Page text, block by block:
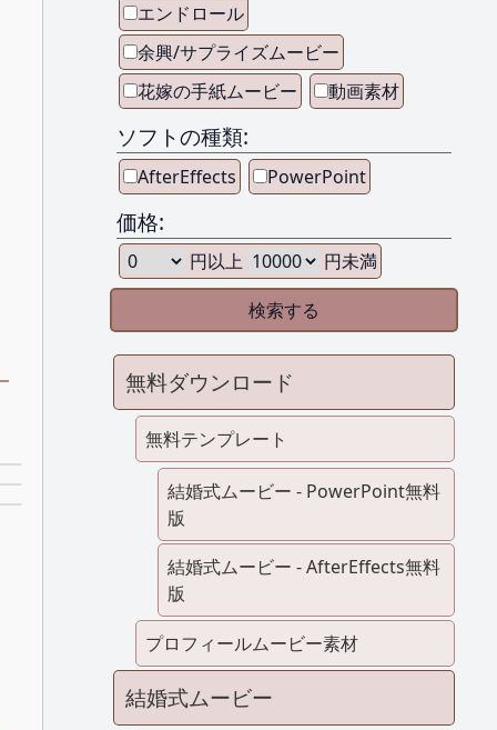
エンドロール
余興/サプライズムービー
花嫁の手紙ムービー
動画素材
ソフトの種類:
AfterEffects PowerPoint
価格:
円以上 円未満
無料ダウンロード
無料テンプレート
結婚式ムービー - PowerPoint無料
版
結婚式ムービー - AfterEffects無料
版
プロフィールムービー素材
結婚式ムービー